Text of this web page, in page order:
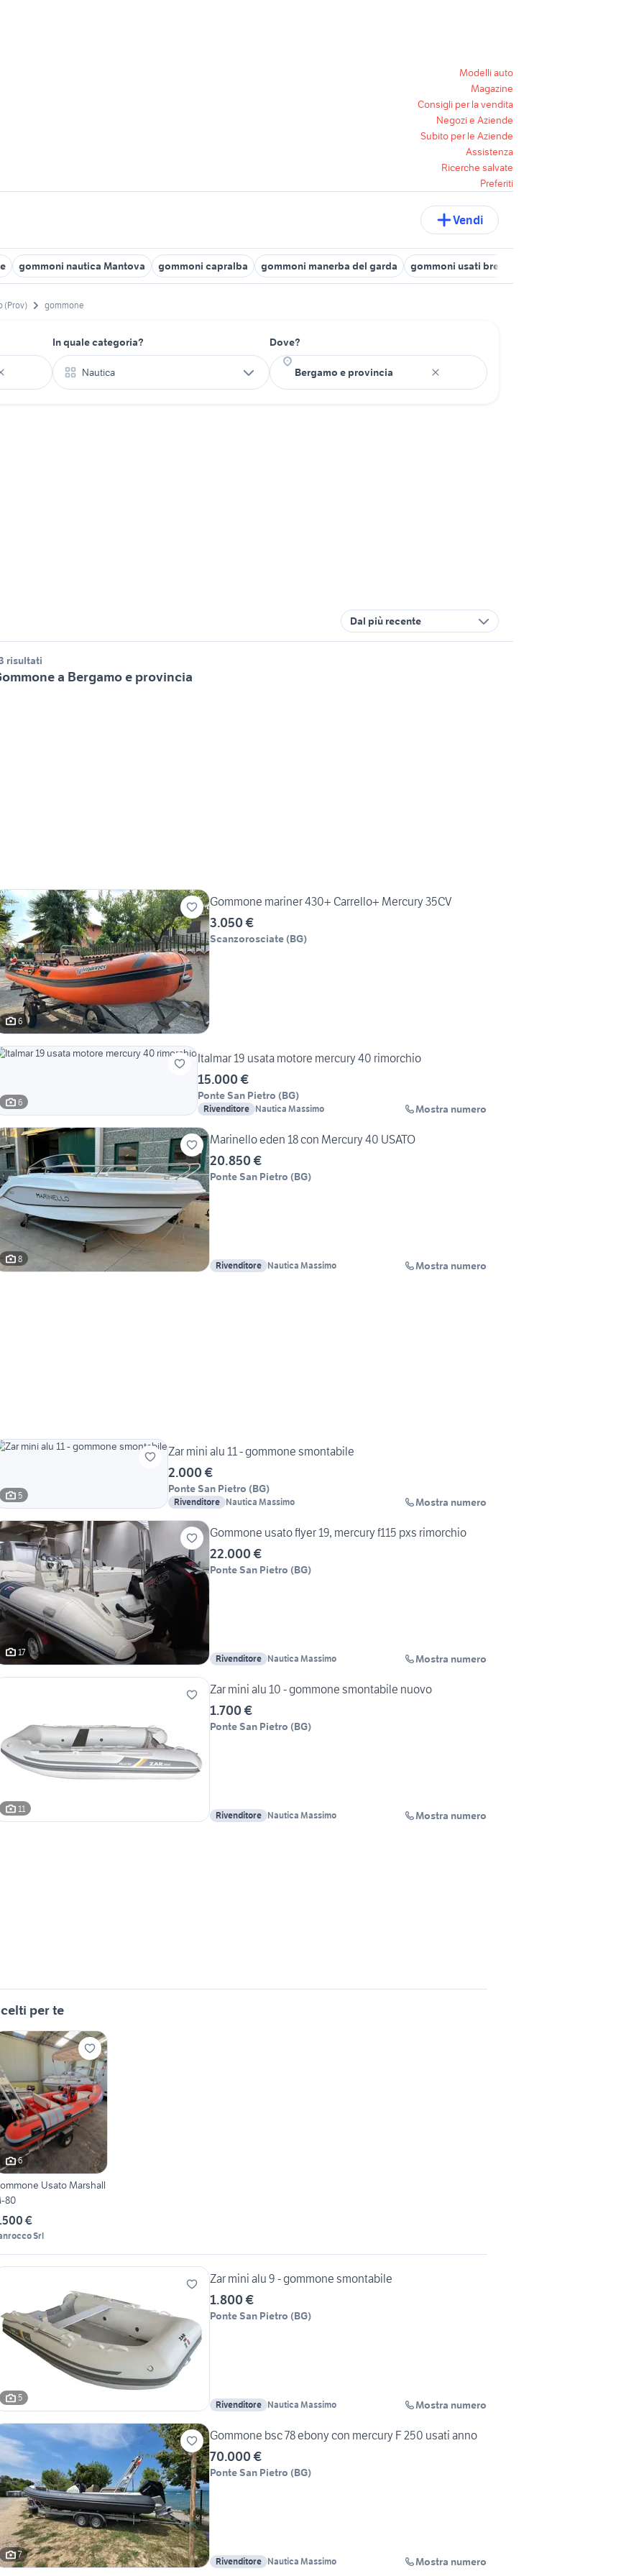
Modelli auto
Magazine
Consigli per la vendita
Negozi e Aziende
Subito per le Aziende
Assistenza
Ricerche salvate
Preferiti
Vendi
gommoni nautica Mantova gommoni capralba gommoni manerba del garda gommoni usati brescia
(Prov) gommone
In quale categoria?
Nautica
Dove?
Dal più recente
risultati
a Bergamo e provincia
6
Gommone mariner 430+ Carrello+ Mercury 35CV
3.050 €
Scanzorosciate (BG)
6
Italmar 19 usata motore mercury 40 rimorchio
15.000 €
Ponte San Pietro (BG)
Rivenditore Nautica Massimo Mostra numero
8
Marinello eden 18 con Mercury 40 USATO
20.850 €
Ponte San Pietro (BG)
Rivenditore Nautica Massimo Mostra numero
5
Zar mini alu 11 - gommone smontabile
2.000 €
Ponte San Pietro (BG)
Rivenditore Nautica Massimo Mostra numero
17
Gommone usato flyer 19, mercury f115 pxs rimorchio
22.000 €
Ponte San Pietro (BG)
Rivenditore Nautica Massimo Mostra numero
11
Zar mini alu 10 - gommone smontabile nuovo
1.700 €
Ponte San Pietro (BG)
Rivenditore Nautica Massimo Mostra numero
per te
6
Usato Marshall
80
€
Srl
5
Zar mini alu 9 - gommone smontabile
1.800 €
Ponte San Pietro (BG)
Rivenditore Nautica Massimo Mostra numero
7
Gommone bsc 78 ebony con mercury F 250 usati anno
70.000 €
Ponte San Pietro (BG)
Rivenditore Nautica Massimo Mostra numero